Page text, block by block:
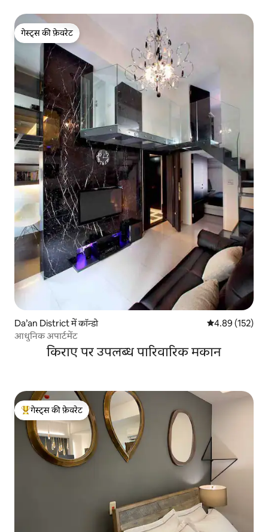
गेस्ट्स की फ़ेवरेट
गेस्ट्स की फ़ेवरेट
Da’an District में कॉन्डो औसत रेटिंग 5 में से
4.89 (152)
आधुनिक अपार्टमेंट
किराए पर उपलब्ध पारिवारिक मकान
गेस्ट्स का टॉप फ़ेवरेट
गेस्ट्स की फ़ेवरेट